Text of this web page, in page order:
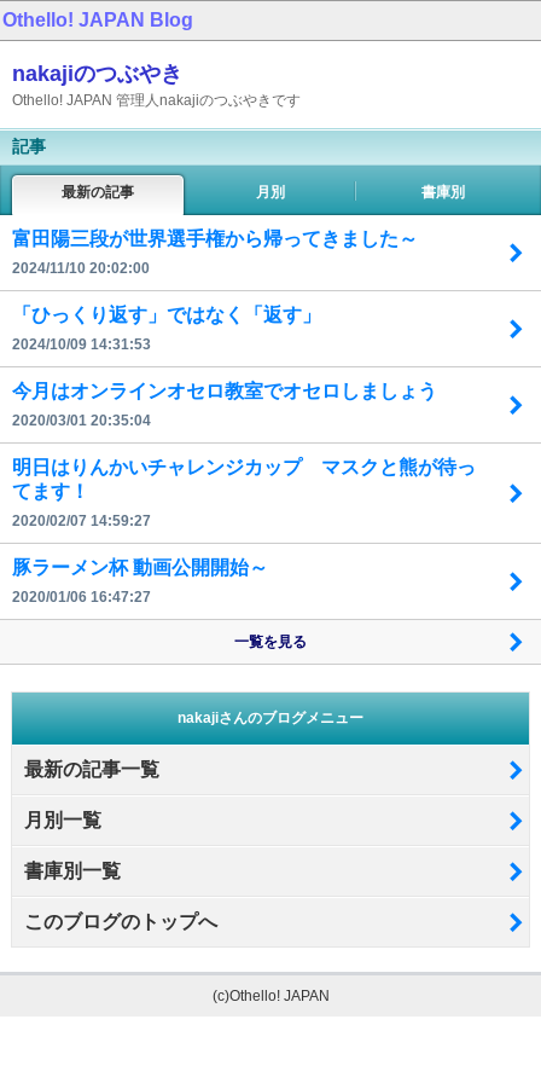
Othello! JAPAN Blog
nakajiのつぶやき
Othello! JAPAN 管理人nakajiのつぶやきです
記事
最新の記事 月別 書庫別
富田陽三段が世界選手権から帰ってきました～
2024/11/10 20:02:00
「ひっくり返す」ではなく「返す」
2024/10/09 14:31:53
今月はオンラインオセロ教室でオセロしましょう
2020/03/01 20:35:04
明日はりんかいチャレンジカップ マスクと熊が待っ
てます！
2020/02/07 14:59:27
豚ラーメン杯 動画公開開始～
2020/01/06 16:47:27
一覧を見る
nakajiさんのブログメニュー
最新の記事一覧
月別一覧
書庫別一覧
このブログのトップへ
(c)Othello! JAPAN